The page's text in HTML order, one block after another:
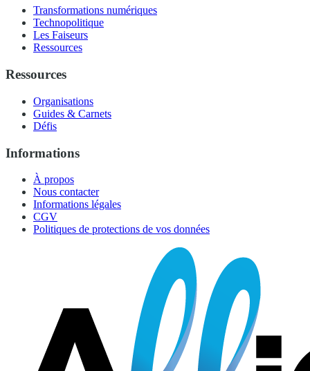
Transformations numériques
Technopolitique
Les Faiseurs
Ressources
Ressources
Organisations
Guides & Carnets
Défis
Informations
À propos
Nous contacter
Informations légales
CGV
Politiques de protections de vos données